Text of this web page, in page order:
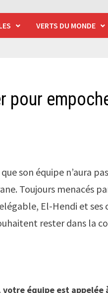
VERTS DU MONDE
pour
son équipe n’aura
Toujours menacés
El-Hendi et
rester dans la
équipe est